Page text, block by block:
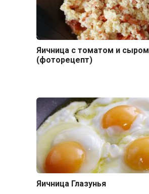
Яичница с томатом и сыром
(фоторецепт)
Яичница Глазунья